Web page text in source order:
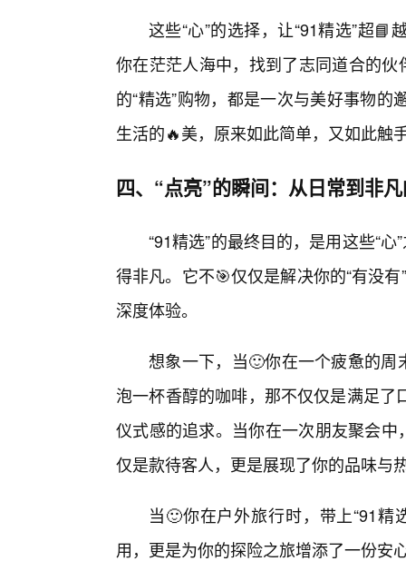
这些“心”的选择，让“91精选”超
你在茫茫人海中，找到了志同道合的
的“精选”购物，都是一次与美好事物
生活的🔥美，原来如此简单，又如此触
四、“点亮”的瞬间：从日常到非
“91精选”的最终目的，是用这些“
得非凡。它不🎯仅仅是解决你的“有没
深度体验。
想象一下，当🙂你在一个疲惫的周
泡一杯香醇的咖啡，那不仅仅是满足
仪式感的追求。当你在一次朋友聚会中
仅是款待客人，更是展现了你的品味与
当🙂你在户外旅行时，带上“91
用，更是为你的探险之旅增添了一份安